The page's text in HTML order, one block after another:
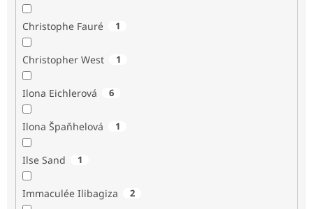
Christophe Fauré 1
Christopher West 1
Ilona Eichlerová 6
Ilona Špaňhelová 1
Ilse Sand 1
Immaculée Ilibagiza 2